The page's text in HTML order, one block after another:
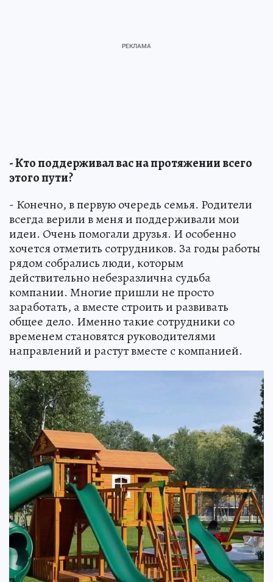
- Кто поддерживал вас на протяжении всего
этого пути?
- Конечно, в первую очередь семья. Родители
всегда верили в меня и поддерживали мои
идеи. Очень помогали друзья. И особенно
хочется отметить сотрудников. За годы работы
рядом собрались люди, которым
действительно небезразлична судьба
компании. Многие пришли не просто
заработать, а вместе строить и развивать
общее дело. Именно такие сотрудники со
временем становятся руководителями
направлений и растут вместе с компанией.